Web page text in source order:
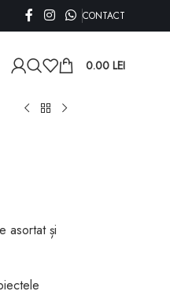
CONTACT
0.00 LEI
asortat și